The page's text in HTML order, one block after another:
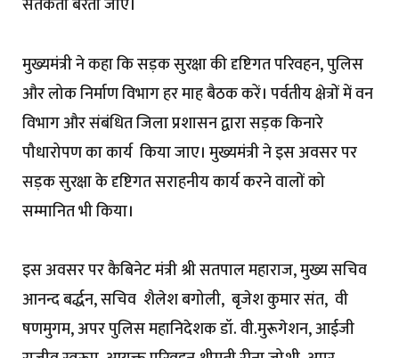
सतर्कता बरती जाए।
मुख्यमंत्री ने कहा कि सड़क सुरक्षा की दृष्टिगत परिवहन, पुलिस
और लोक निर्माण विभाग हर माह बैठक करें। पर्वतीय क्षेत्रों में वन
विभाग और संबंधित जिला प्रशासन द्वारा सड़क किनारे
पौधारोपण का कार्य किया जाए। मुख्यमंत्री ने इस अवसर पर
सड़क सुरक्षा के दृष्टिगत सराहनीय कार्य करने वालों को
सम्मानित भी किया।
इस अवसर पर कैबिनेट मंत्री श्री सतपाल महाराज, मुख्य सचिव
आनन्द बर्द्धन, सचिव शैलेश बगोली, बृजेश कुमार संत, वी
षणमुगम, अपर पुलिस महानिदेशक डॉ. वी.मुरूगेशन, आईजी